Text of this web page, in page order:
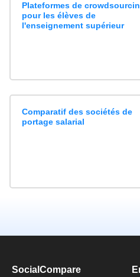
Plateformes de
pour les élèves de
l'enseignement supérieur
Comparatif des sociétés de
portage salarial
SocialCompare